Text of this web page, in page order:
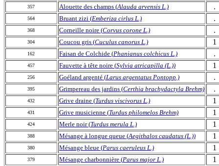
357 Alouette des champs (Alauda arvensis L.) .
564 Bruant zizi (Emberiza cirlus L.) .
368 Corneille noire (Corvus corone L.) .
304 Coucou gris (Cuculus canorus L.) 1
162 Faisan de Colchide (Phanianus colchicus L.) .
457 Fauvette à tête noire (Sylvia atricapilla (L.)) 1
256 Goéland argenté (Larus argentatus Pontopp.) .
395 Grimpereau des jardins (Certhia brachydactyla Brehm) .
432 Grive draine (Turdus viscivorus L.) 1
431 Grive musicienne (Turdus philomelos Brehm) 1
424 Merle noir (Turdus merula L.) 1
388 Mésange à longue queue (Aegithalos caudatus (L.)) 1
380 Mésange bleue (Parus caeruleus L.) 1
379 Mésange charbonnière (Parus major L.) 1